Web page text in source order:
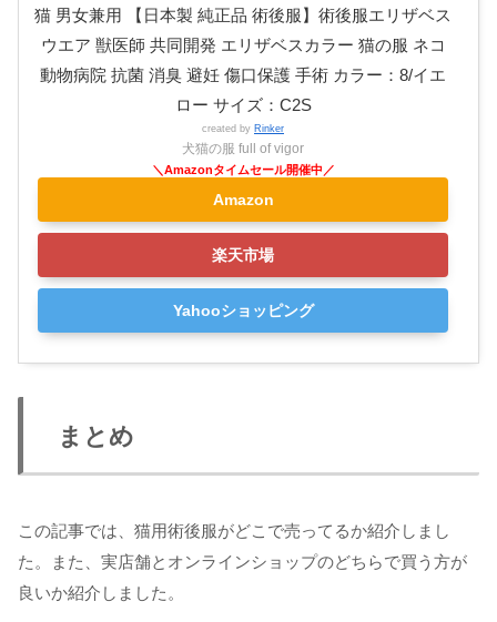
猫 男女兼用 【日本製 純正品 術後服】術後服エリザベス
ウエア 獣医師 共同開発 エリザベスカラー 猫の服 ネコ
動物病院 抗菌 消臭 避妊 傷口保護 手術 カラー：8/イエ
ロー サイズ：C2S
created by Rinker
犬猫の服 full of vigor
Amazon
楽天市場
Yahooショッピング
まとめ
この記事では、猫用術後服がどこで売ってるか紹介しまし
た。また、実店舗とオンラインショップのどちらで買う方が
良いか紹介しました。